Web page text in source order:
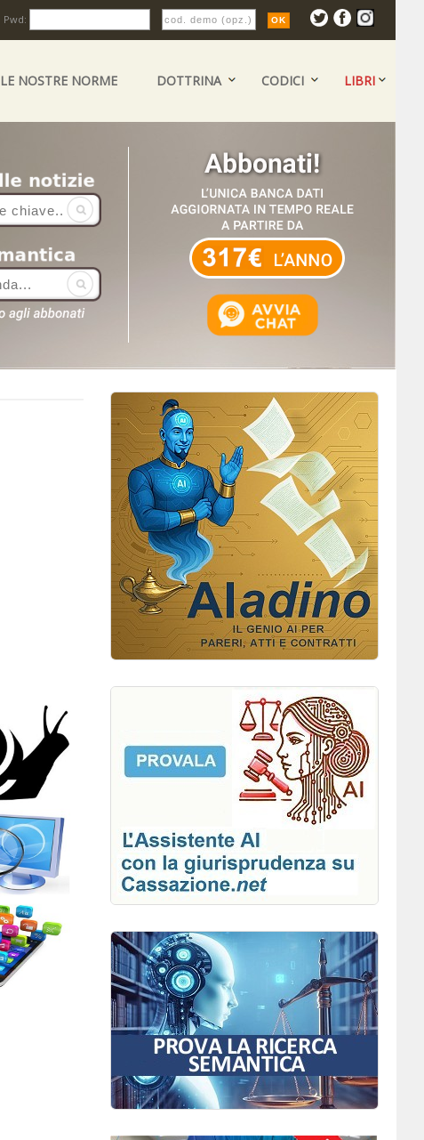
Pwd:
LE NOSTRE NORME DOTTRINA CODICI LIBRI